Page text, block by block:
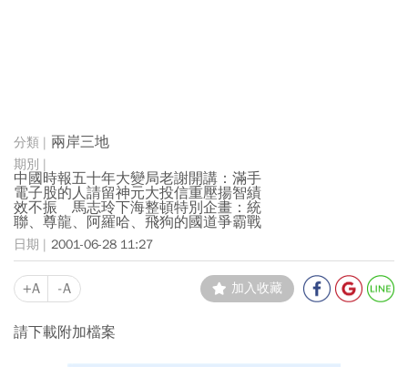
兩岸三地
中國時報五十年大變局老謝開講：滿手
電子股的人請留神元大投信重壓揚智績
效不振 馬志玲下海整頓特別企畫：統
聯、尊龍、阿羅哈、飛狗的國道爭霸戰
2001-06-28 11:27
+A -A 加入收藏
請下載附加檔案